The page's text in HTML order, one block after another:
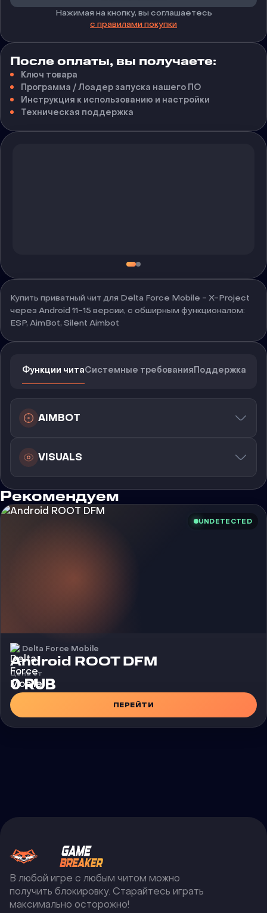
Нажимая на кнопку, вы соглашаетесь
с правилами покупки
После оплаты, вы получаете:
Ключ товара
Программа / Лоадер запуска нашего ПО
Инструкция к использованию и настройки
Техническая поддержка
Купить приватный чит для Delta Force Mobile - X-Project
через Android 11-15 версии, с обширным функционалом:
ESP, AimBot, Silent Aimbot
Функции читаСистемные требованияПоддержка
AIMBOT
VISUALS
Рекомендуем
UNDETECTED
Delta Force Mobile
Чит
Android ROOT DFM
Цена от
0 RUB
ПЕРЕЙТИ
В любой игре с любым читом можно
получить блокировку. Старайтесь играть
максимально осторожно!